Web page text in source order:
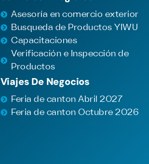
Asesoría en comercio exterior
Busqueda de Productos YIWU
Capacitaciones
Verificación e Inspección de
Productos
Viajes De Negocios
Feria de canton Abril 2027
Feria de canton Octubre 2026